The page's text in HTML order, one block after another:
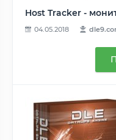
04.05.2018